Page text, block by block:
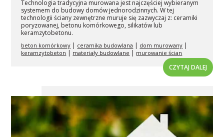
Technologia tradycyjna murowana jest najczęściej wybieranym
systemem do budowy domów jednorodzinnych. W tej
technologii ściany zewnętrzne muruje się zazwyczaj z: ceramiki
poryzowanej, betonu komórkowego, silikatów lub
keramzytobetonu.
beton komórkowy | ceramika budowlana | dom murowany |
keramzytobeton | materiały budowlane | murowanie ścian
CZYTAJ DALEJ